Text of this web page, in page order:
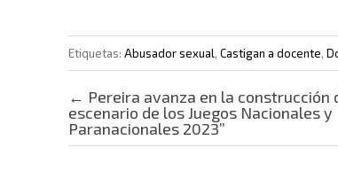
Etiquetas: Abusador sexual, Castigan a docente,
Post navigation
← Pereira avanza en la construcción
escenario de los Juegos Nacionales y
Paranacionales 2023”